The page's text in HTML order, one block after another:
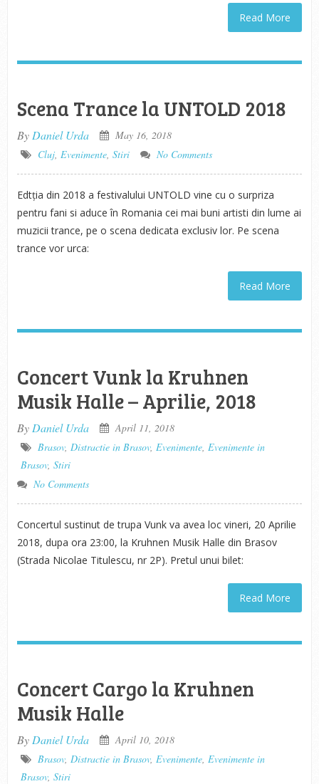
Read More
Scena Trance la UNTOLD 2018
By Daniel Urda
May 16, 2018
Cluj, Evenimente, Stiri No Comments
Edtția din 2018 a festivalului UNTOLD vine cu o surpriza
pentru fani si aduce în Romania cei mai buni artisti din lume ai
muzicii trance, pe o scena dedicata exclusiv lor. Pe scena
trance vor urca:
Read More
Concert Vunk la Kruhnen
Musik Halle – Aprilie, 2018
By Daniel Urda
April 11, 2018
Brasov, Distractie in Brasov, Evenimente, Evenimente in
Brasov, Stiri
No Comments
Concertul sustinut de trupa Vunk va avea loc vineri, 20 Aprilie
2018, dupa ora 23:00, la Kruhnen Musik Halle din Brasov
(Strada Nicolae Titulescu, nr 2P). Pretul unui bilet:
Read More
Concert Cargo la Kruhnen
Musik Halle
By Daniel Urda
April 10, 2018
Brasov, Distractie in Brasov, Evenimente, Evenimente in
Brasov, Stiri